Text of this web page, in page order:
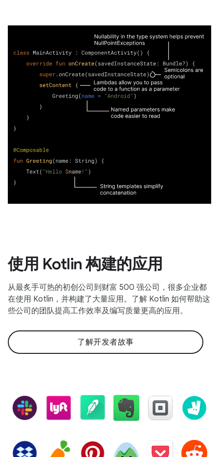
使用 Kotlin 构建的应用
从最炙手可热的初创公司到财富 500 强公司，很多企业都
在使用 Kotlin，并构建了大量应用。了解 Kotlin 如何帮助这
些公司的团队提高工作效率及编写质量更高的应用。
了解开发者故事